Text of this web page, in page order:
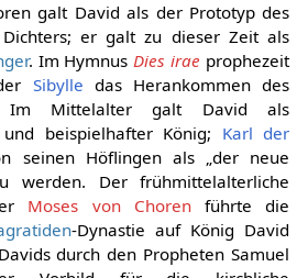
galt David als der Prototyp des
er galt zu dieser Zeit als
. Im HymnusDies irae prophezeit
Sibylle das Herankommen des
Mittelalter galt David als
beispielhafter König; Karl der
seinen Höflingen als „der neue
werden. Der frühmittelalterliche
Moses von Chorenführte die
-Dynastie auf König David
Davids durch den Propheten Samuel